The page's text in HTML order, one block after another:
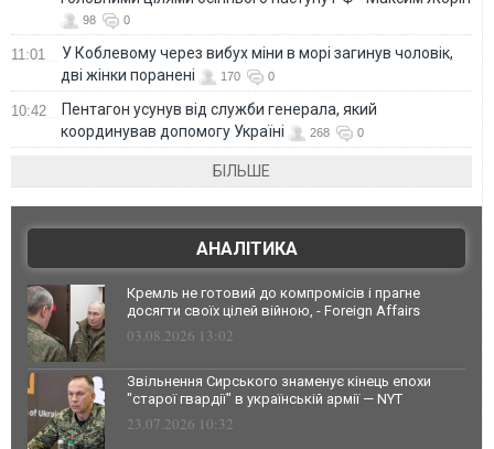
98 0
11:01
У Коблевому через вибух міни в морі загинув чоловік,
дві жінки поранені
170 0
10:42
Пентагон усунув від служби генерала, який
координував допомогу Україні
268 0
БІЛЬШЕ
АНАЛІТИКА
Кремль не готовий до компромісів і прагне
досягти своїх цілей війною, - Foreign Affairs
03.08.2026 13:02
Звільнення Сирського знаменує кінець епохи
"старої гвардії" в українській армії — NYT
23.07.2026 10:32